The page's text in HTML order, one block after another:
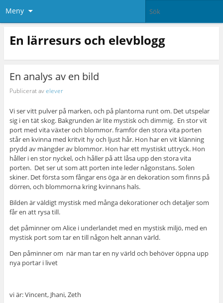
Meny
En lärresurs och elevblogg
En analys av en bild
Publicerat avelever
Vi ser vitt pulver på marken, och på plantorna runt om. Det utspelar
sig i en tät skog. Bakgrunden är lite mystisk och dimmig. En stor vit
port med vita växter och blommor. framför den stora vita porten
står en kvinna med kritvit hy och ljust hår. Hon har en vit klänning
prydd av mängder av blommor. Hon har ett mystiskt uttryck. Hon
håller i en stor nyckel, och håller på att låsa upp den stora vita
porten. Det ser ut som att porten inte leder någonstans. Solen
skiner. Det första som fångar ens öga är en dekoration som finns på
dörren, och blommorna kring kvinnans hals.
Bilden är väldigt mystisk med många dekorationer och detaljer som
får en att rysa till.
det påminner om Alice i underlandet med en mystisk miljö, med en
mystisk port som tar en till någon helt annan värld.
Den påminner om när man tar en ny värld och behöver öppna upp
nya portar i livet
vi är: Vincent, Jhani, Zeth